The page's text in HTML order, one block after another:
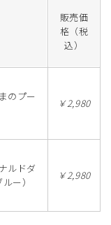
販売価
格（税
込）
のプー
￥2,980
ルドダ
ー）
￥2,980